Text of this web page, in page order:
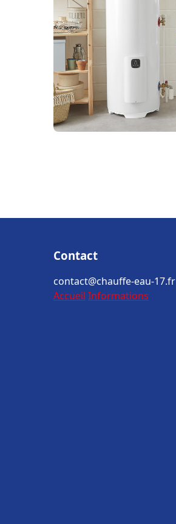
Contact
contact@chauffe-eau-17.fr
Accueil Informations